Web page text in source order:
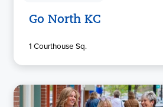
Go North KC
1 Courthouse Sq.